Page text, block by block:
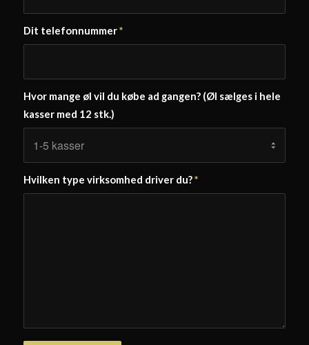
Dit telefonnummer*
Hvor mange øl vil du købe ad gangen? (Øl sælges i hele
kasser med 12 stk.)
Hvilken type virksomhed driver du?*